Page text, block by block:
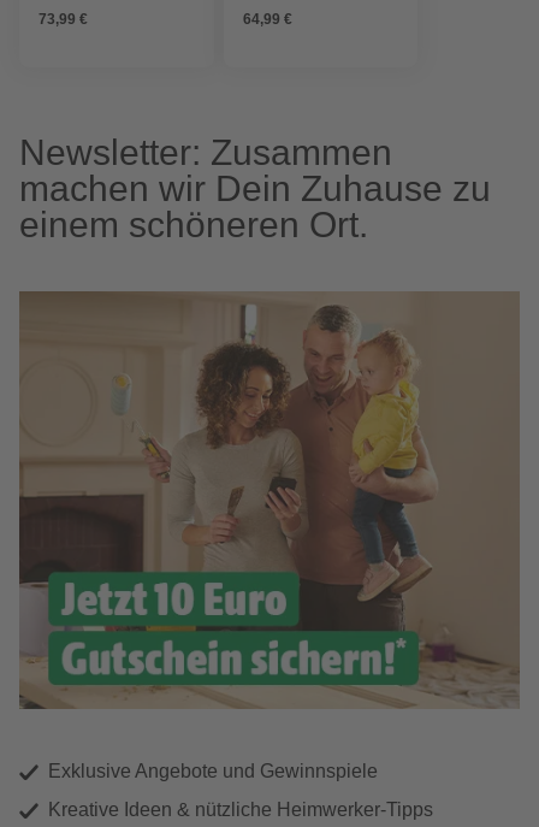
73,99 € 64,99 €
Newsletter: Zusammen
machen wir Dein Zuhause zu
einem schöneren Ort.
Exklusive Angebote und Gewinnspiele
Kreative Ideen & nützliche Heimwerker-Tipps